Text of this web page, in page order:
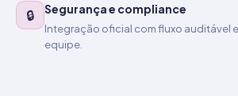
🔒 Segurança e compliance
Integração oficial com fluxo auditável
equipe.